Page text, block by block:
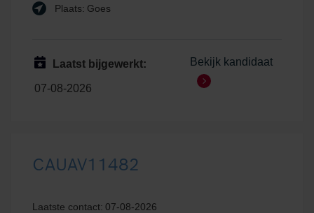
Plaats: Goes
Laatst bijgewerkt:
07-08-2026
Bekijk kandidaat
CAUAV11482
Laatste contact: 07-08-2026